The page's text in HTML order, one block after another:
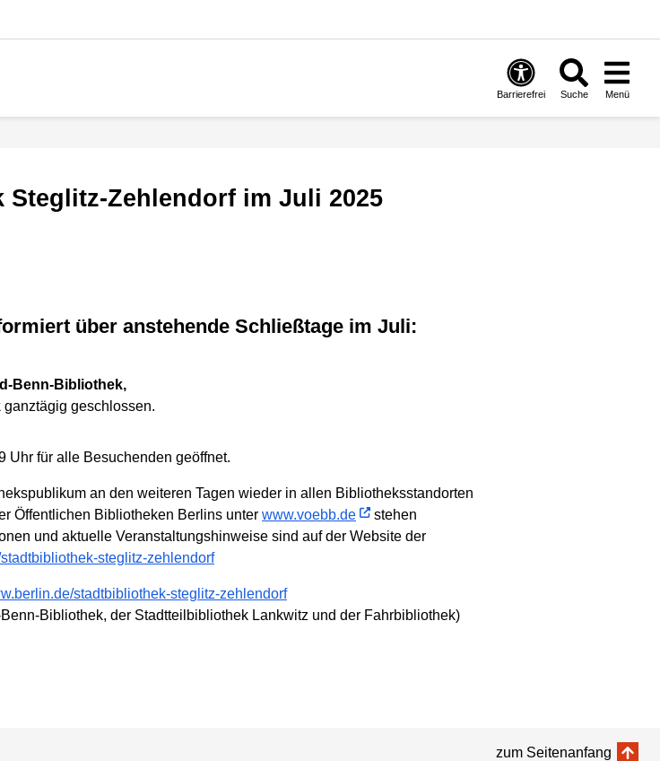
Barrierefrei Suche Menü
Steglitz-Zehlendorf im Juli 2025
über anstehende Schließtage im Juli:
Benn-Bibliothek,
ganztägig geschlossen.
Uhr für alle Besuchenden geöffnet.
an den weiteren Tagen wieder in allen Bibliotheksstandorten
Öffentlichen Bibliotheken Berlins unter www.voebb.de
stehen
und aktuelle Veranstaltungshinweise sind auf der Website der
steglitz-zehlendorf
stadtbibliothek-steglitz-zehlendorf
Bibliothek, der Stadtteilbibliothek Lankwitz und der Fahrbibliothek)
zum Seitenanfang